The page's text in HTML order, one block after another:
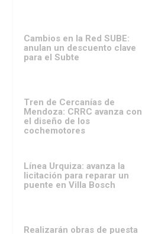
Cambios en la Red SUBE:
anulan un descuento clave
para el Subte
Tren de Cercanías de
Mendoza: CRRC avanza con
el diseño de los
cochemotores
Línea Urquiza: avanza la
licitación para reparar un
puente en Villa Bosch
Realizarán obras de puesta